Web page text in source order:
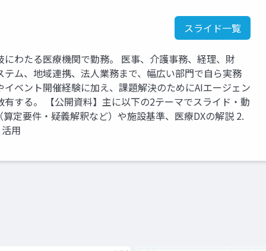
スライド一覧
わたる医療機関で勤務。 医事、介護事務、経理、財
ム、地域連携、法人業務まで、幅広い部門で自ら実務
ベント開催経験に加え、課題解決のためにAIエージェン
する。 【公開資料】主に以下の2テーマでスライド・動
定要件・疑義解釈など）や施設基準、医療DXの解説 2.
用